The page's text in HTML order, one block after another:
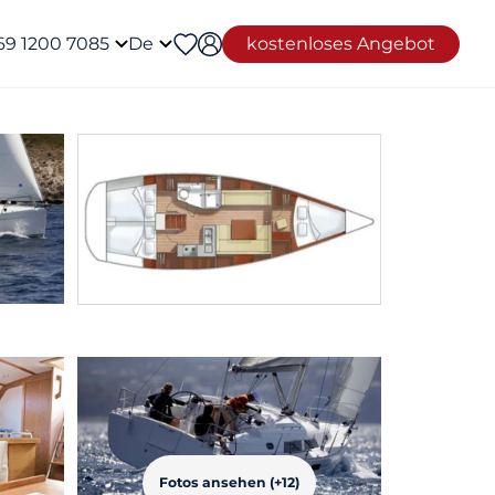
1200 7085 De kostenloses Angebot
Fotos ansehen (+12)